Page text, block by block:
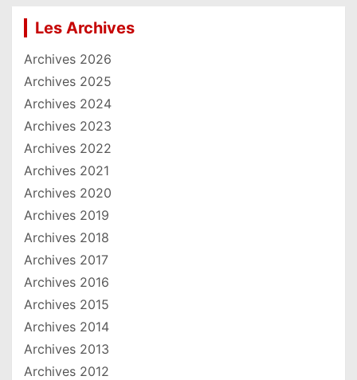
Les Archives
Archives 2026
Archives 2025
Archives 2024
Archives 2023
Archives 2022
Archives 2021
Archives 2020
Archives 2019
Archives 2018
Archives 2017
Archives 2016
Archives 2015
Archives 2014
Archives 2013
Archives 2012